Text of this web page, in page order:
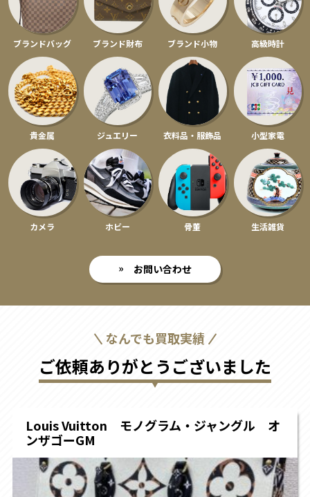
ブランドバッグ ブランド財布 ブランド小物 高級時計
貴金属 ジュエリー 衣料品・服飾品 小型家電
カメラ ホビー 骨董 生活雑貨
お問い合わせ
なんでも買取実績
ご依頼ありがとうございました
Louis Vuitton モノグラム・ジャングル オ
ンザゴーGM